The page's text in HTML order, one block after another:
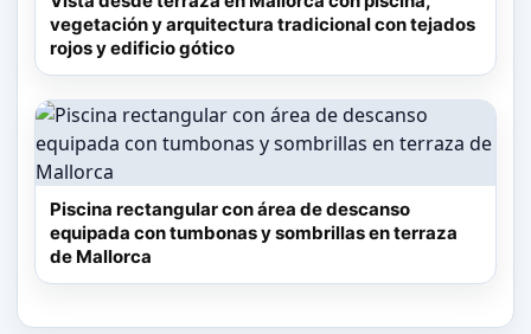
vegetación y arquitectura tradicional con tejados
rojos y edificio gótico
Piscina rectangular con área de descanso
equipada con tumbonas y sombrillas en terraza
de Mallorca